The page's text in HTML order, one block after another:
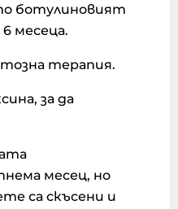
ботулиновият
месеца.
терапия.
за да
месец, но
са скъсени и